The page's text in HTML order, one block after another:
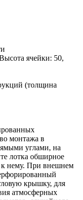
ячейки: 50,
(толщина
монтажа в
углами, на
лотка обширное
к нему. При внешнем
крышку, для
атмосферных